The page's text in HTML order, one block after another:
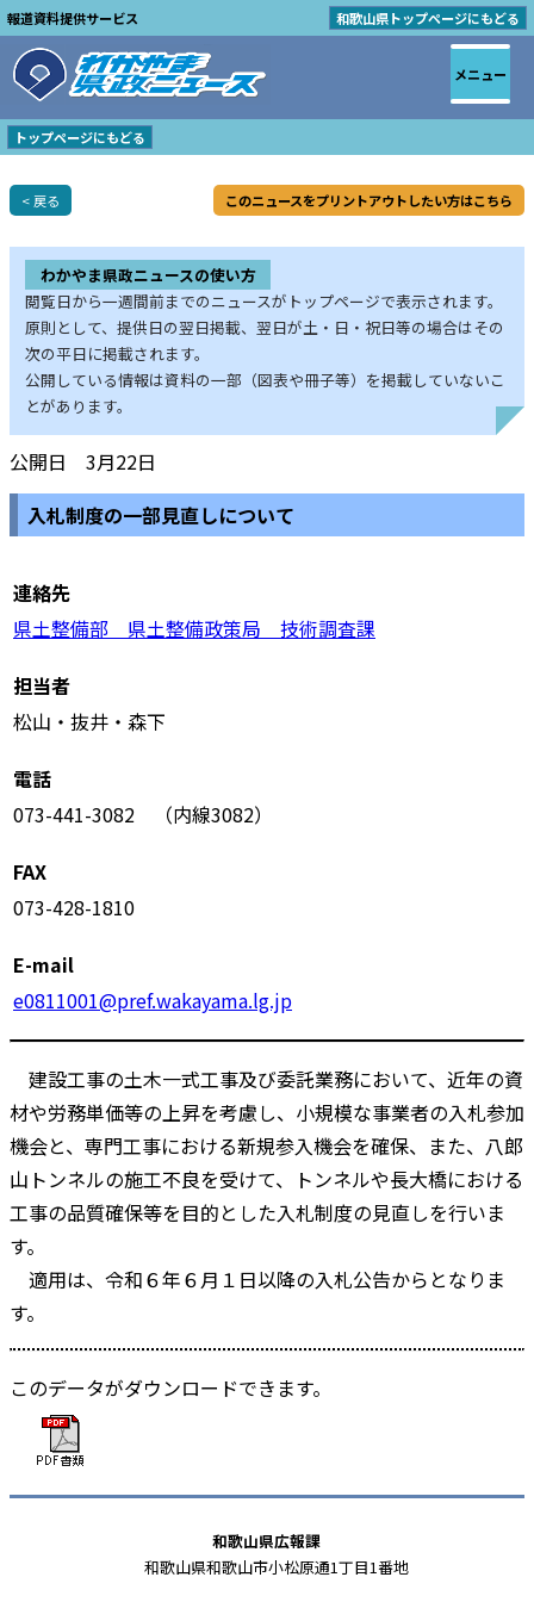
報道資料提供サービス 和歌山県トップページにもどる
トップページにもどる
< 戻る このニュースをプリントアウトしたい方はこちら
わかやま県政ニュースの使い方
閲覧日から一週間前までのニュースがトップページで表示されます。
原則として、提供日の翌日掲載、翌日が土・日・祝日等の場合はその
次の平日に掲載されます。
公開している情報は資料の一部（図表や冊子等）を掲載していないこ
とがあります。
公開日 3月22日
入札制度の一部見直しについて
連絡先
県土整備部 県土整備政策局 技術調査課
担当者
松山・抜井・森下
電話
073-441-3082 （内線3082）
FAX
073-428-1810
E-mail
e0811001@pref.wakayama.lg.jp
建設工事の土木一式工事及び委託業務において、近年の資
材や労務単価等の上昇を考慮し、小規模な事業者の入札参加
機会と、専門工事における新規参入機会を確保、また、八郎
山トンネルの施工不良を受けて、トンネルや長大橋における
工事の品質確保等を目的とした入札制度の見直しを行いま
す。
適用は、令和６年６月１日以降の入札公告からとなりま
す。
このデータがダウンロードできます。
メニュー
和歌山県広報課
和歌山県和歌山市小松原通1丁目1番地